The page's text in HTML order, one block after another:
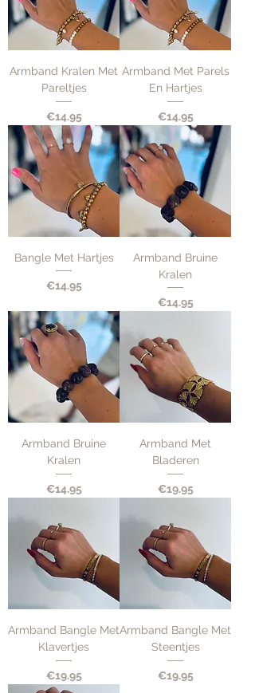
Armband Kralen Met
Pareltjes
Price
€14.95
Armband Met Parels
En Hartjes
Price
€14.95
Bangle Met Hartjes
Price
€14.95
Armband Bruine
Kralen
Price
€14.95
Armband Bruine
Kralen
Price
€14.95
Armband Met
Bladeren
Price
€19.95
Armband Bangle Met
Klavertjes
Price
€19.95
Armband Bangle Met
Steentjes
Price
€19.95